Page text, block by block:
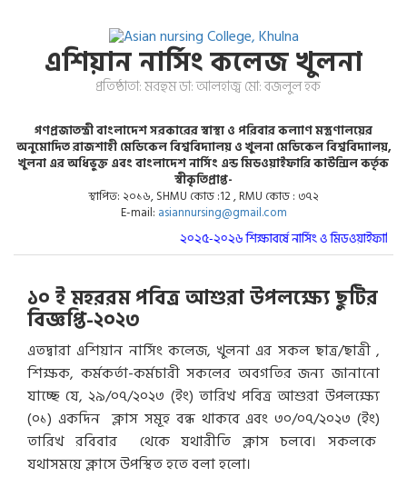
এশিয়ান নার্সিং কলেজ খুলনা
প্রতিষ্ঠাতা: মরহুম ডা: আলহাজ্ব মো: বজলুল হক
গণপ্রজাতন্ত্রী বাংলাদেশ সরকারের স্বাস্থ্য ও পরিবার কল্যাণ মস্ত্রণালয়ের
অনুমোদিত রাজশাহী মেডিকেল বিশ্ববিদ্যালয় ও খুলনা মেডিকেল বিশ্ববিদ্যালয়,
খুলনা এর অধিভুক্ত এবং বাংলাদেশ নার্সিং এন্ড মিডওয়াইফারি কাউন্সিল কর্তৃক
স্বীকৃতিপ্রাপ্ত-
স্থাপিত: ২০১৬, SHMU কোড :12 , RMU কোড : ৩৭২
E-mail: asiannursing@gmail.com
২০২৫-২০২৬ শিক্ষাবর্ষে নার্সিং ও
১০ ই মহররম পবিত্র আশুরা উপলক্ষ্যে ছুটির
বিজ্ঞপ্তি-২০২৩
এতদ্বারা এশিয়ান নার্সিং কলেজ, খুলনা এর সকল ছাত্র/ছাত্রী ,
শিক্ষক, কর্মকর্তা-কর্মচারী সকলের অবগতির জন্য জানানো
যাচ্ছে যে, ২৯/০৭/২০২৩ (ইং) তারিখ পবিত্র আশুরা উপলক্ষ্যে
(০১) একদিন ক্লাস সমূহ বন্ধ থাকবে এবং ৩০/০৭/২০২৩ (ইং)
তারিখ রবিবার থেকে যথারীতি ক্লাস চলবে। সকলকে
যথাসময়ে ক্লাসে উপস্থিত হতে বলা হলো।